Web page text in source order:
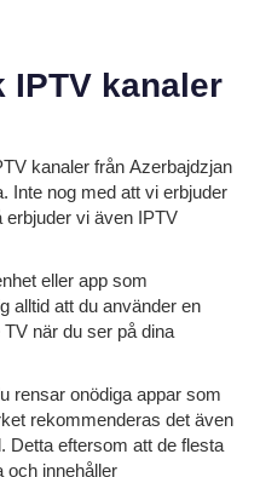
IPTV kanaler
kanaler från Azerbajdzjan
Inte nog med att vi erbjuder
erbjuder vi även IPTV
eller app som
alltid att du använder en
när du ser på dina
rensar onödiga appar som
rekommenderas det även
Detta eftersom att de flesta
och innehåller